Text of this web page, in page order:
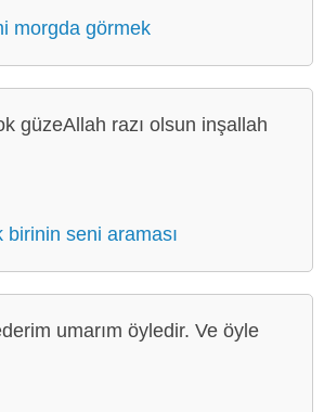
morgda görmek
güzeAllah razı olsun inşallah
birinin seni araması
umarım öyledir. Ve öyle